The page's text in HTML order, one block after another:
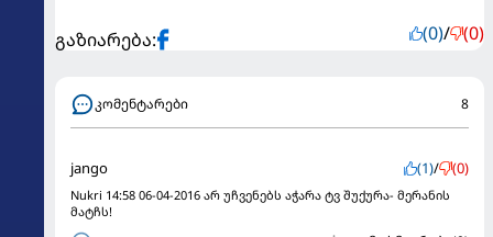
გაზიარება: (0)/ (0)
კომენტარები 8
jango (1)/ (0)
Nukri 14:58 06-04-2016 არ უჩვენებს აჭარა ტვ შუქურა- მერანის
მატჩს!